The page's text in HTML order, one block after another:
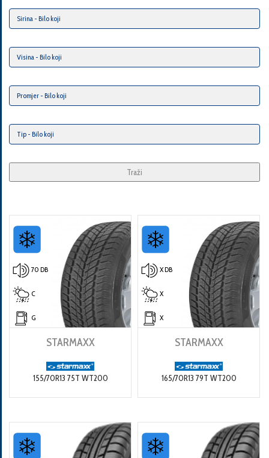
Traži
70 DB
C
G
STARMAXX
155/70R13 75T WT200
X DB
X
X
STARMAXX
165/70R13 79T WT200